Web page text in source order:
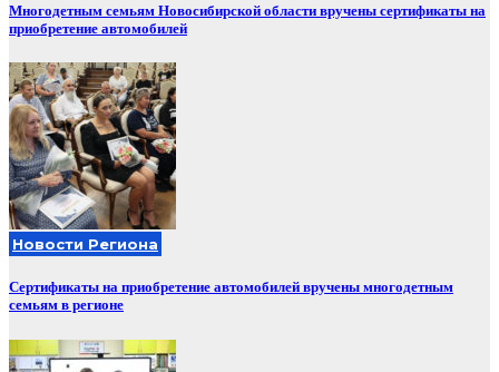
Многодетным семьям Новосибирской области вручены сертификаты на
приобретение автомобилей
Новости Региона
Сертификаты на приобретение автомобилей вручены многодетным
семьям в регионе